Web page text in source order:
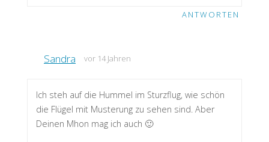
ANTWORTEN
Sandra vor 14 Jahren
Ich steh auf die Hummel im Sturzflug, wie schön
die Flügel mit Musterung zu sehen sind. Aber
Deinen Mhon mag ich auch 🙂